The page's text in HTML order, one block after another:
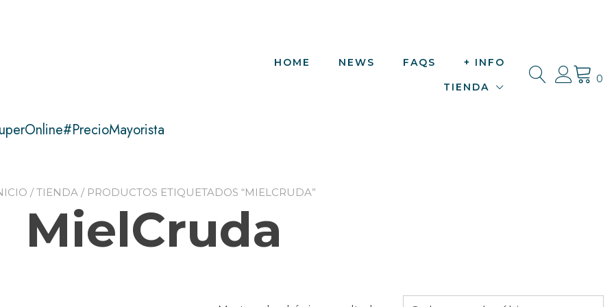
HOME NEWS FAQS
+ INFO
TIENDA
0
/TIENDA/ PRODUCTOS ETIQUETADOS “MIELCRUDA”
MielCruda